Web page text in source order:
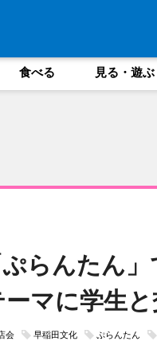
食べる 見る・遊ぶ
らんたん
マに学生
会 早稲田文化 ぷらんたん